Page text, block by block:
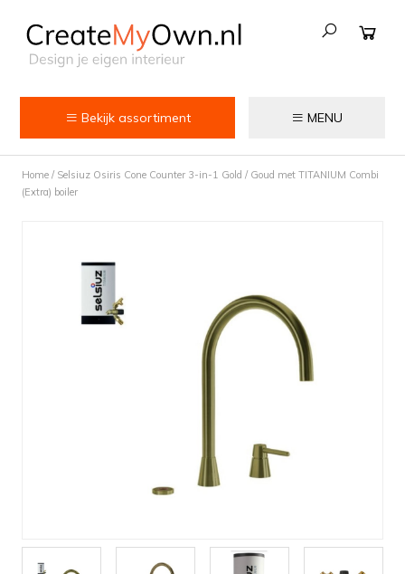
Bekijk assortiment
Kokend water kranen
Spoelbakken
Zeepdispensers
Wastafels
MENU
Home/ Selsiuz Osiris Cone Counter 3-in-1 Gold / Goud met TITANIUM Combi
(Extra) boiler